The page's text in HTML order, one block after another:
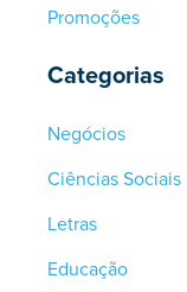
Promoções
Categorias
Negócios
Ciências Sociais
Letras
Educação